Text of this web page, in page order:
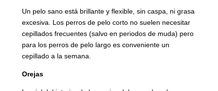
Un pelo sano está brillante y flexible, sin caspa, ni grasa
excesiva. Los perros de pelo corto no suelen necesitar
cepillados frecuentes (salvo en periodos de muda) pero
para los perros de pelo largo es conveniente un
cepillado a la semana.
Orejas